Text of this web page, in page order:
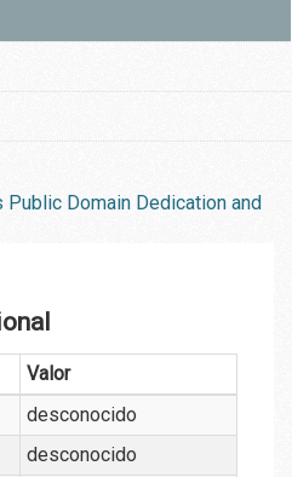
Public Domain Dedication and
Valor
desconocido
desconocido